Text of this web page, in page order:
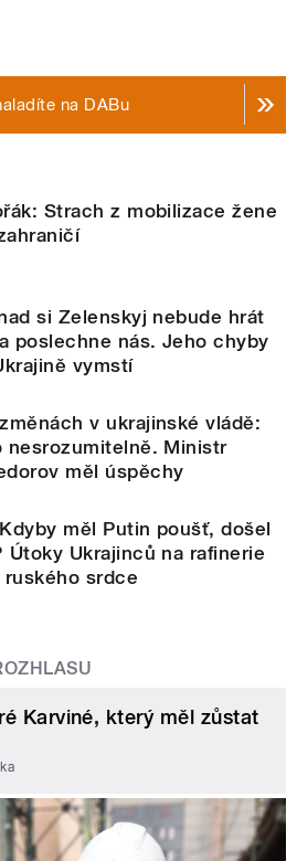
na DABu
Strach z mobilizace žene
si Zelenskyj nebude hrát
poslechne nás. Jeho chyby
vymstí
v ukrajinské vládě:
nesrozumitelně. Ministr
měl úspěchy
měl Putin poušť, došel
Útoky Ukrajinců na rafinerie
srdce
Karviné, který měl zůstat